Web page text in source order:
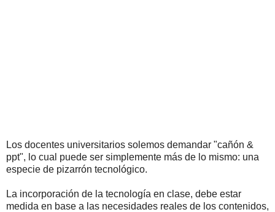
Los docentes universitarios solemos demandar "cañón &
ppt", lo cual puede ser simplemente más de lo mismo: una
especie de pizarrón tecnológico.
La incorporación de la tecnología en clase, debe estar
medida en base a las necesidades reales de los contenidos,